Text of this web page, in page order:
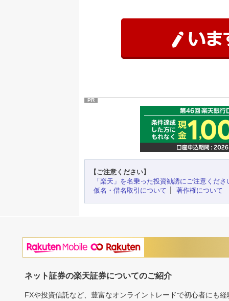
PR
【ご注意ください】
「楽天」を名乗った投資勧誘にご注意くださ
仮名・借名取引について
著作権について
ネット証券の楽天証券についてのご紹介
FXや投資信託など、豊富なオンライントレードで初心者にも